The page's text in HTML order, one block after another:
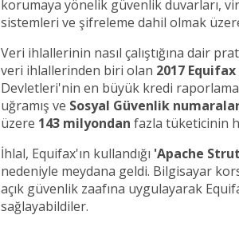
korumaya yönelik güvenlik duvarları,
sistemleri ve şifreleme dahil olmak
Veri ihlallerinin nasıl çalıştığına dair
veri ihlallerinden biri olan 2017
Devletleri'nin en büyük kredi raporlama
uğramış ve Sosyal Güvenlik
üzere 143 milyondan fazla tüketicinin
İhlal, Equifax'ın kullandığı 'Apache
nedeniyle meydana geldi. Bilgisayar
açık güvenlik zaafına uygulayarak
sağlayabildiler.